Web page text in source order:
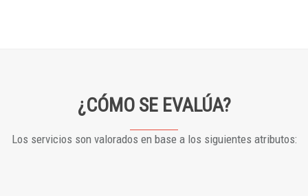
¿CÓMO SE EVALÚA?
Los servicios son valorados en base a los siguientes atributos: